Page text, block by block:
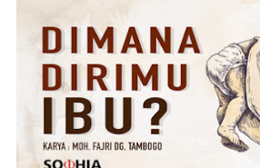
Mengenal Teori Etika Immanuel Kant
Momen Terakhir Plato
Locke dan Pertanyaan Seputar
Augustine on Happiness and Time
Seni Menarik Kesimpulan ala
Menjelajahi Hakikat Etika: Sebuah
hingga Kant